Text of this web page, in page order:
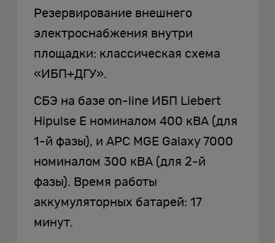
Резервирование внешнего
электроснабжения внутри
площадки: классическая схема
«ИБП+ДГУ».
СБЭ на базе on-line ИБП Liebert
Hipulse E номиналом 400 кВА (для
1-й фазы), и APC MGE Galaxy 7000
номиналом 300 кВА (для 2-й
фазы). Время работы
аккумуляторных батарей: 17
минут.